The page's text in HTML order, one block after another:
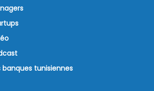
banques tunisiennes